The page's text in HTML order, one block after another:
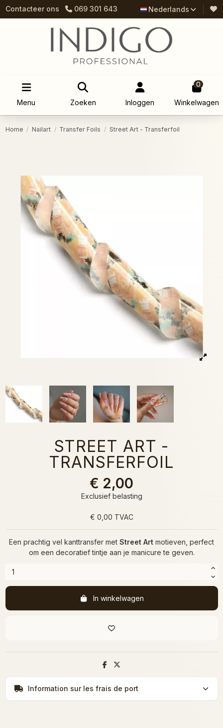
Contacteer ons 069 301 643 Nederlands
Menu Zoeken Inloggen
0
Winkelwagen
Home Nailart Transfer Foils Street Art - Transferfoil
STREET ART -
TRANSFERFOIL
€ 2,00
Exclusief belasting
€ 0,00 TVAC
Een prachtig vel kanttransfer met Street Art motieven, perfect
om een decoratief tintje aan je manicure te geven.
In winkelwagen
Information sur les frais de port